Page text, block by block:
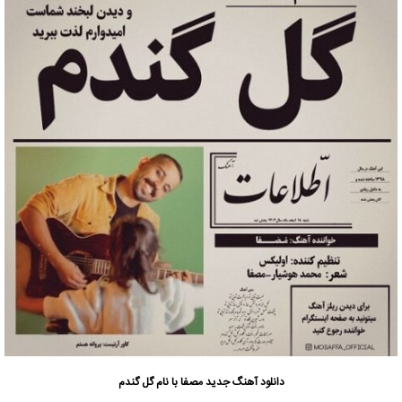
دانلود آهنگ جدیدمصفا با نام گل گندم